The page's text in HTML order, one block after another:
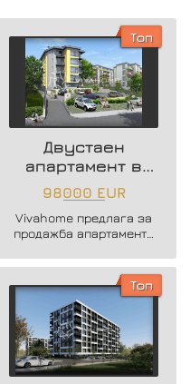
Топ
Двустаен
апартамент в
района на
Възраждане 3
98000 EUR
Vivahome предлага за
продажба апартаменти
бутикова сграда в кв.
Възраждане 3.Топ